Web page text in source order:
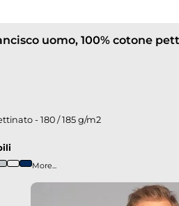
- 180 / 185 g/m2
More...